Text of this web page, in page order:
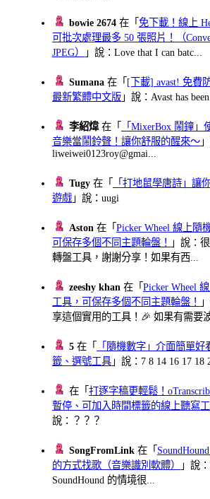
bowie 2674 在「免下載！線上
可批次處理最多 50 張照片！（
JPEG）
」說：Love that I can batc...
Sumana 在「 [下載] avast! 免費
最新繁體中文版 」說：Avast has
李紹煒在「
「MixerBox 鬧鐘」
音樂當鬧鈴聲！讓你舒服的醒來～
liweiwei0123roy@gmai...
Tugy 在「
「打地鼠學唐詩」讓
遊戲 」說：uugi
Aston 在「Picker Wheel 線上隨
可保存多個不同主題輪盤！
」說：
轉盤工具，謝謝分享！如果有西...
zeeshy khan 在「Picker Wheel
工具，可保存多個不同主題輪盤！
享這個實用的工具！🎉 如果有需要波
5 在「
「隨機數字」介面簡單好
籤、選號工具 」說：7 8 14 16 17 18
在「打逐字稿更輕鬆！
暫停、可加入時間標籤的線上聽寫
說：？？？
SongFromLink 在「
的方式找歌（音樂識別軟體）
」說
SoundHound 的情境很...